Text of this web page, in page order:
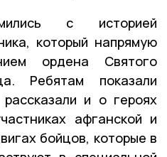
с историей
который напрямую
ордена Святого
Ребятам показали
и о героях
афганской и
бойцов, которые в